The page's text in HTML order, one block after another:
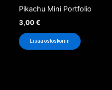
Pikachu Mini Portfolio
3,00€
Lisää ostoskoriin